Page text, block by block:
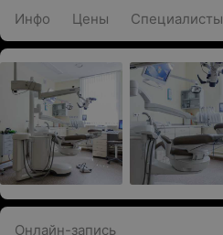
Инфо Цены Специалисты
Онлайн-запись